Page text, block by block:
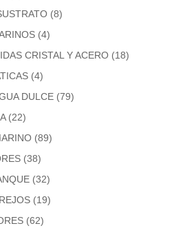
(8)
(4)
CRISTAL Y ACERO (18)
(4)
DULCE (79)
(22)
(89)
(38)
(32)
(19)
(62)